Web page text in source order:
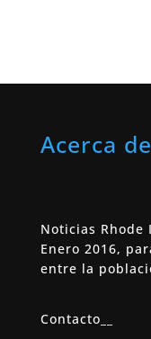
Acerca
Noticias
Enero 2016,
entre la
Contacto